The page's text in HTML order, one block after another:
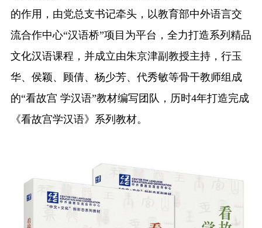
校园文化
融合门户 校外访问（VPN）
的作用，由党总支书记牵头，以教育部中外语言交
流合作中心“汉语桥”项目为平台，全力打造系列精品
文化汉语课程，并成立由朱京津副教授主持， 行玉
华、侯颖、顾倩、杨少芳、代秀敏等骨干教师组成
的“看故宫 学汉语”教材编写 团队 ， 历时4年打造完成
《看故宫学汉语》系列教材。